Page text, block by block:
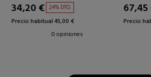
34,20 € 24% DTO.
Precio habitual 45,00 €
0 opiniones
Precio